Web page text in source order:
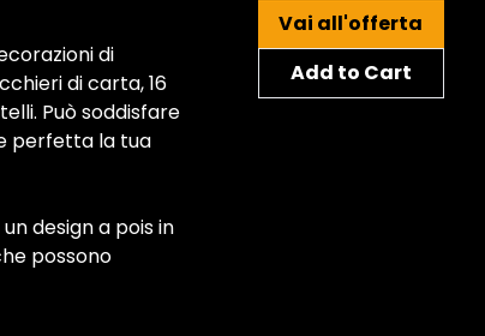
di
di carta, 16
Può soddisfare
perfetta la tua
design a pois in
possono
Vai all'offerta
Add to Cart